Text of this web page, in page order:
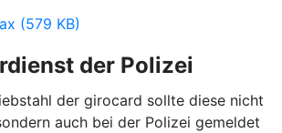
(579 KB)
der Polizei
der girocard sollte diese nicht
auch bei der Polizei gemeldet